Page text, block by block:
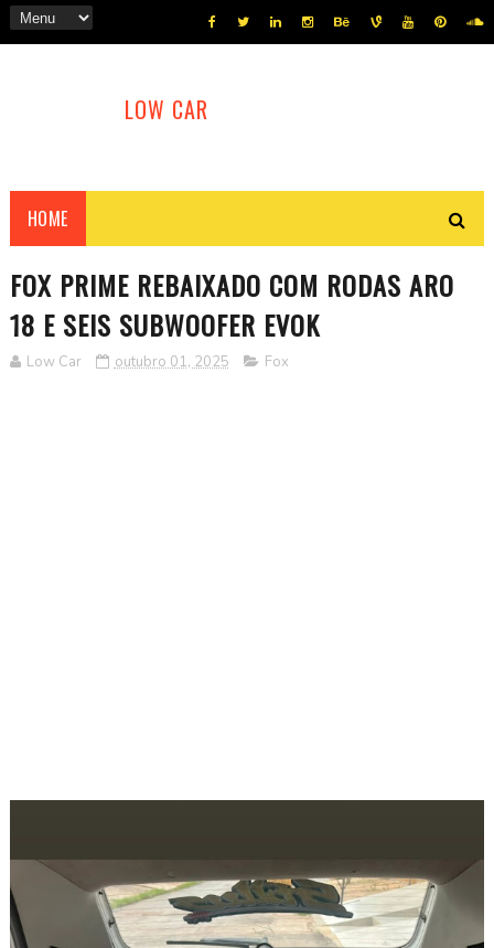
LOW CAR
HOME
FOX PRIME REBAIXADO COM RODAS ARO
18 E SEIS SUBWOOFER EVOK
Low Car outubro 01, 2025 Fox